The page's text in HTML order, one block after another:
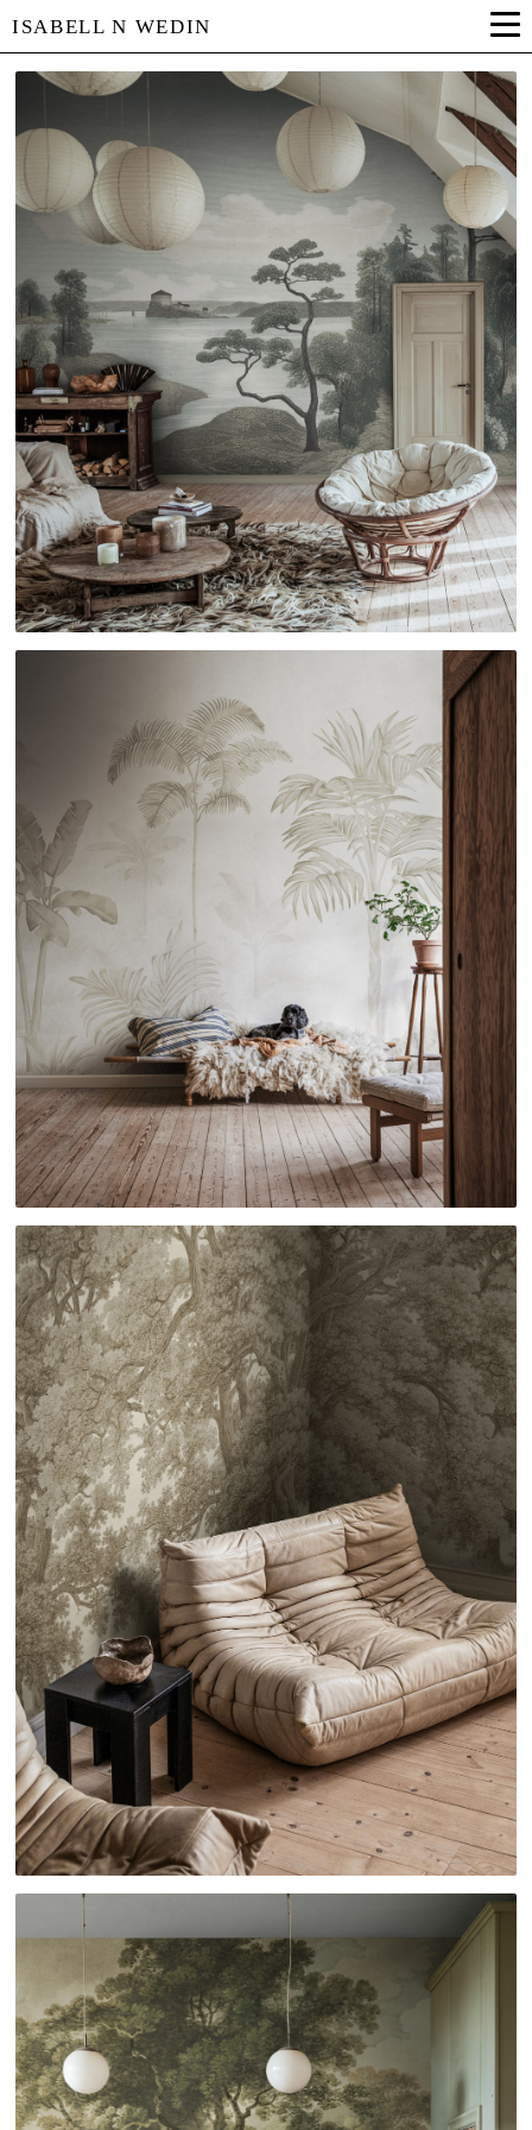
ISABELL N WEDIN